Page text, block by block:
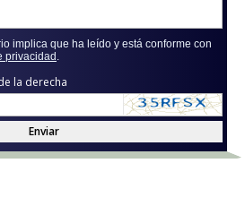
implica que ha leído y está conforme con
privacidad
la derecha
Enviar